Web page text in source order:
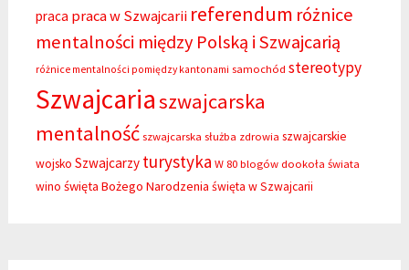
praca praca w Szwajcarii referendum różnice
mentalności między Polską i Szwajcarią
różnice mentalności pomiędzy kantonami samochód stereotypy
Szwajcariaszwajcarska
mentalność szwajcarska służba zdrowia szwajcarskie
wojsko Szwajcarzy turystyka W 80 blogów dookoła świata
wino święta Bożego Narodzenia święta w Szwajcarii